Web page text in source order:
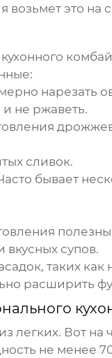
это на
нарезать
и не ржаветь.
сливок.
бывает
супов.
таких
расширить
легких. Вот на
не менее